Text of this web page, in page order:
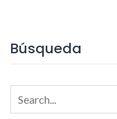
Búsqueda
Search
for: